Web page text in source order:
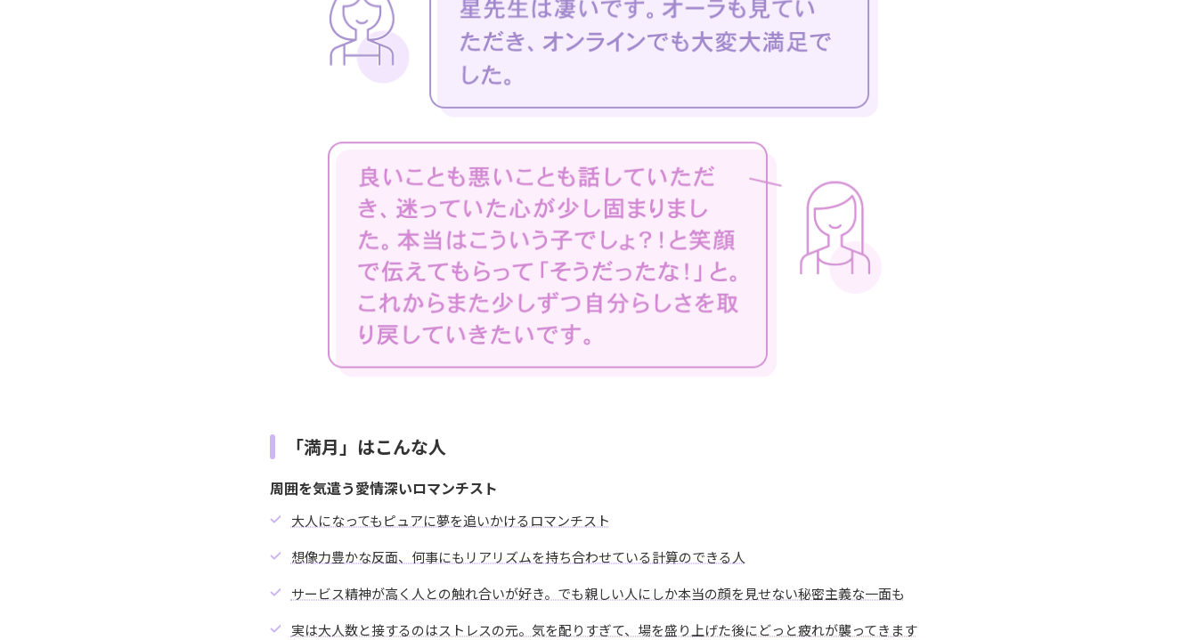
「満月」はこんな人
周囲を気遣う愛情深いロマンチスト
大人になってもピュアに夢を追いかけるロマンチスト
想像力豊かな反面、何事にもリアリズムを持ち合わせている計算のできる人
サービス精神が高く人との触れ合いが好き。でも親しい人にしか本当の顔を見せない秘密主義な一面も
実は大人数と接するのはストレスの元。気を配りすぎて、場を盛り上げた後にどっと疲れが襲ってきます